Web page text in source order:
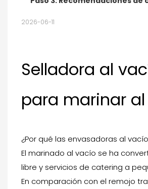
2026-06-11
Selladora al
para marinar
¿Por qué las envasadoras al
El marinado al vacío se ha
libre y servicios de catering a
En comparación con el remojo